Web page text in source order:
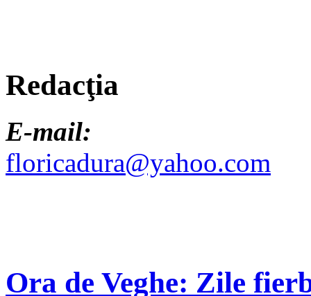
Redacţia
E-mail:
floricadura@yahoo.com
Ora de Veghe: Zile